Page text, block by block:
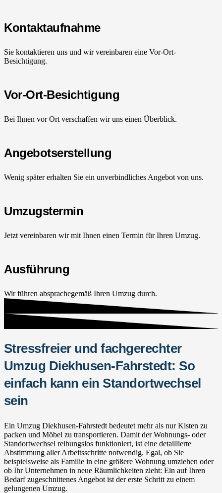
Kontaktaufnahme
Sie kontaktieren uns und wir vereinbaren eine Vor-Ort-
Besichtigung.
Vor-Ort-Besichtigung
Bei Ihnen vor Ort verschaffen wir uns einen Überblick.
Angebotserstellung
Wenig später erhalten Sie ein unverbindliches Angebot von uns.
Umzugstermin
Jetzt vereinbaren wir mit Ihnen einen Termin für Ihren Umzug.
Ausführung
Wir führen absprachegemäß Ihren Umzug durch.
Stressfreier und fachgerechter
Umzug Diekhusen-Fahrstedt: So
einfach kann ein Standortwechsel
sein
Ein Umzug Diekhusen-Fahrstedt bedeutet mehr als nur Kisten zu
packen und Möbel zu transportieren. Damit der Wohnungs- oder
Standortwechsel reibungslos funktioniert, ist eine detaillierte
Abstimmung aller Arbeitsschritte notwendig. Egal, ob Sie
beispielsweise als Familie in eine größere Wohnung umziehen oder
ob Ihr Unternehmen in neue Räumlichkeiten zieht: Ein auf Ihren
Bedarf zugeschnittenes Angebot ist der erste Schritt zu einem
gelungenen Umzug.